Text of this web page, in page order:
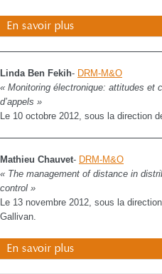
En savoir plus
Linda Ben Fekih- DRM-M&O
« Monitoring électronique: attitudes et
d’appels »
Le 10 octobre 2012, sous la direction
Mathieu Chauvet- DRM-M&O
« The management of distance in
control »
Le 13 novembre 2012, sous la
Gallivan.
En savoir plus